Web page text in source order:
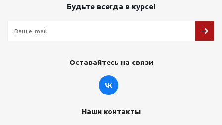
Будьте всегда в курсе!
Оставайтесь на связи
Наши контакты